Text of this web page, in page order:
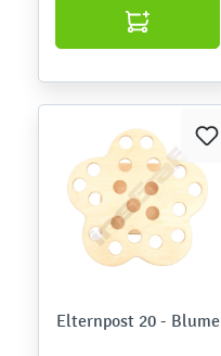
Elternpost 20 - Blume